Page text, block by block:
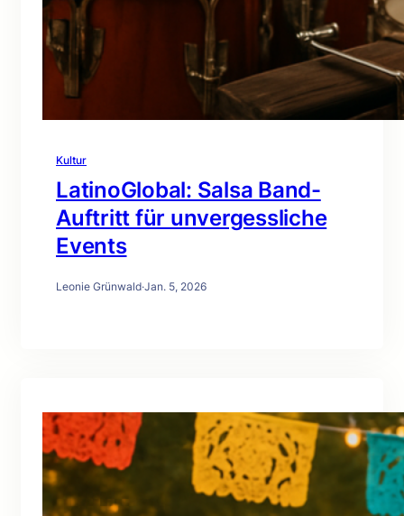
Kultur
LatinoGlobal: Salsa Band-
Auftritt für unvergessliche
Events
Leonie Grünwald·Jan. 5, 2026